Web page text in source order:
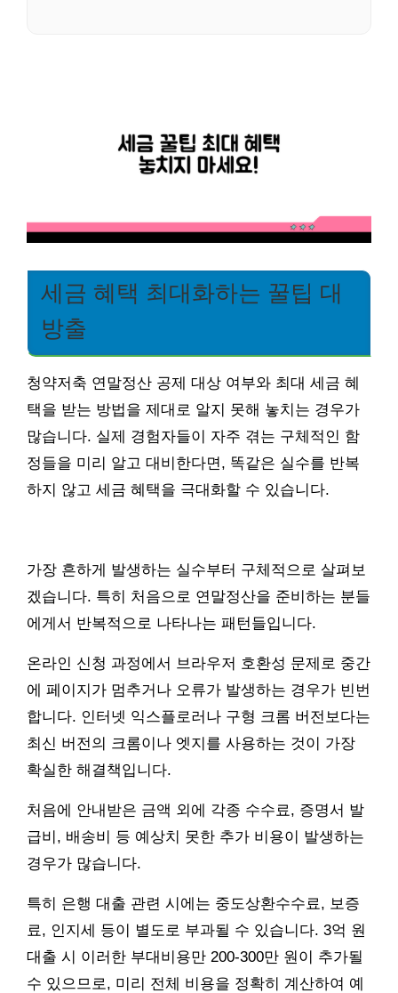
세금 혜택 최대화하는 꿀팁 대
방출
청약저축 연말정산 공제 대상 여부와 최대 세금 혜
택을 받는 방법을 제대로 알지 못해 놓치는 경우가
많습니다. 실제 경험자들이 자주 겪는 구체적인 함
정들을 미리 알고 대비한다면, 똑같은 실수를 반복
하지 않고 세금 혜택을 극대화할 수 있습니다.
가장 흔하게 발생하는 실수부터 구체적으로 살펴보
겠습니다. 특히 처음으로 연말정산을 준비하는 분들
에게서 반복적으로 나타나는 패턴들입니다.
온라인 신청 과정에서 브라우저 호환성 문제로 중간
에 페이지가 멈추거나 오류가 발생하는 경우가 빈번
합니다. 인터넷 익스플로러나 구형 크롬 버전보다는
최신 버전의 크롬이나 엣지를 사용하는 것이 가장
확실한 해결책입니다.
처음에 안내받은 금액 외에 각종 수수료, 증명서 발
급비, 배송비 등 예상치 못한 추가 비용이 발생하는
경우가 많습니다.
특히 은행 대출 관련 시에는 중도상환수수료, 보증
료, 인지세 등이 별도로 부과될 수 있습니다. 3억 원
대출 시 이러한 부대비용만 200-300만 원이 추가될
수 있으므로, 미리 전체 비용을 정확히 계산하여 예